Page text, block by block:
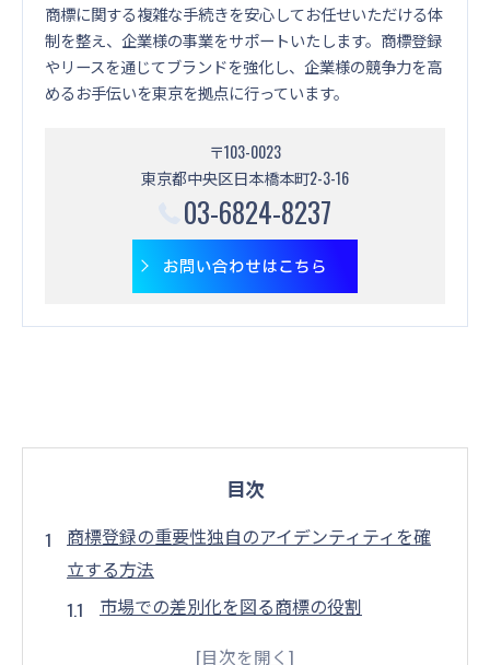
商標に関する複雑な手続きを安心してお任せいただける体
制を整え、企業様の事業をサポートいたします。商標登録
やリースを通じてブランドを強化し、企業様の競争力を高
めるお手伝いを東京を拠点に行っています。
〒103-0023
東京都中央区日本橋本町2-3-16
03-6824-8237
お問い合わせはこちら
目次
商標登録の重要性独自のアイデンティティを確
立する方法
市場での差別化を図る商標の役割
商標による企業イメージの強化